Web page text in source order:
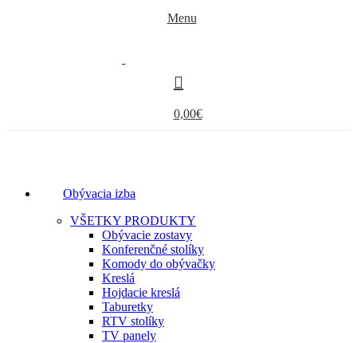
Menu
0,00€
Obývacia izba
VŠETKY PRODUKTY
Obývacie zostavy
Konferenčné stolíky
Komody do obývačky
Kreslá
Hojdacie kreslá
Taburetky
RTV stolíky
TV panely